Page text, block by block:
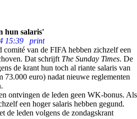
hun salaris'
15:39
print
comité van de FIFA hebben zichzelf een
Dat schrijft The Sunday Times. De
de krant hun toch al riante salaris van
73.000 euro) nadat nieuwe reglementen
ontvingen de leden geen WK-bonus. Als
een hoger salaris hebben gegund.
de leden volgens de zondagskrant